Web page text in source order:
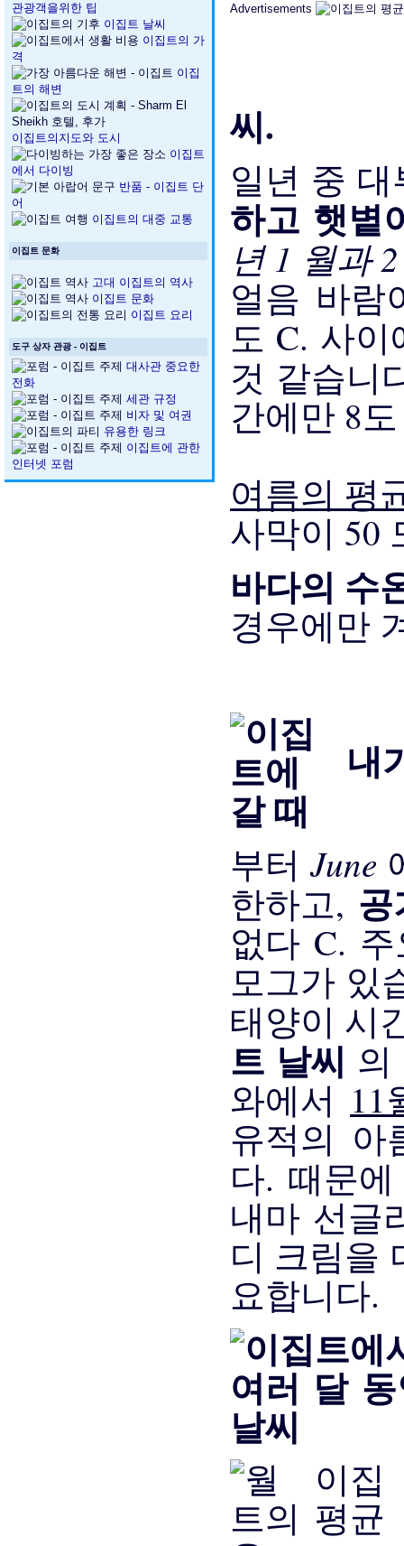
관광객을위한 팁
이집트 날씨
이집트의 가
격
이집
트의 해변
이집트의지도와 도시
이집트
에서 다이빙
반품 - 이집트 단
어
이집트의 대중 교통
이집트 문화
고대 이집트의 역사
이집트 문화
이집트 요리
도구 상자 관광 - 이집트
대사관 중요한
전화
세관 규정
비자 및 여권
유용한 링크
이집트에 관한
인터넷 포럼
Advertisements
씨.
일년 중
하고 햇
년 1 월과
얼음 바람
도 C. 사
것 같습니
간에만 8
여름의 평
사막이 50
바다의 수
경우에만
내
부터June
한하고,
없다 C.
모그가 있
태양이 시
트 날씨
와에서 11
유적의 아
다. 때문
내마 선글
디 크림을
요합니다.